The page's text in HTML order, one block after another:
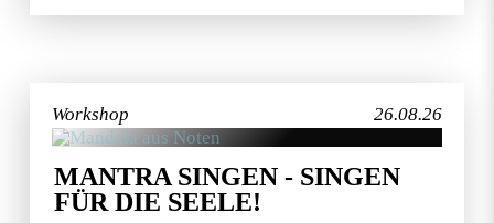
26.08.26
Workshop
MANTRA SINGEN - SINGEN
FÜR DIE SEELE!